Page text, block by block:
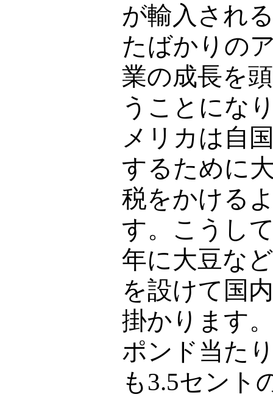
が輸入され
たばかりの
業の成長を
うことにな
メリカは自
するために
税をかける
す。こうし
年に大豆な
を設けて国
掛かります
ポンド当た
も 3.5セント